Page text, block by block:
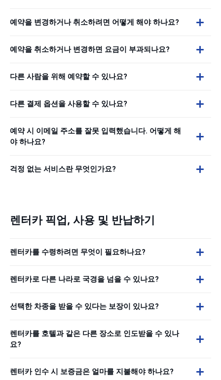
예약을 변경하거나 취소하려면 어떻게 해야 하나요?
예약을 취소하거나 변경하면 요금이 부과되나요?
다른 사람을 위해 예약할 수 있나요?
다른 결제 옵션을 사용할 수 있나요?
예약 시 이메일 주소를 잘못 입력했습니다. 어떻게 해
야 하나요?
걱정 없는 서비스란 무엇인가요?
렌터카 픽업, 사용 및 반납하기
렌터카를 수령하려면 무엇이 필요하나요?
렌터카로 다른 나라로 국경을 넘을 수 있나요?
선택한 차종을 받을 수 있다는 보장이 있나요?
렌터카를 호텔과 같은 다른 장소로 인도받을 수 있나
요?
렌터카 인수 시 보증금은 얼마를 지불해야 하나요?